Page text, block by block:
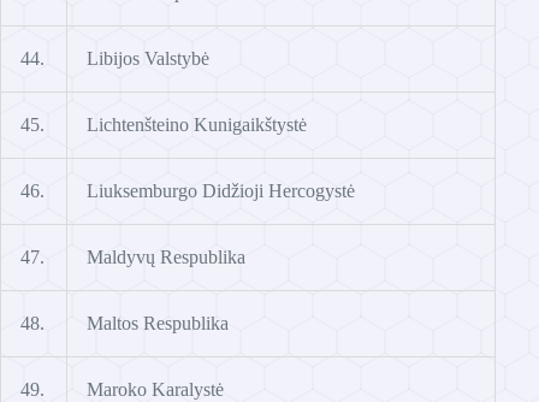
44. Libijos Valstybė
45. Lichtenšteino Kunigaikštystė
46. Liuksemburgo Didžioji Hercogystė
47. Maldyvų Respublika
48. Maltos Respublika
49. Maroko Karalystė